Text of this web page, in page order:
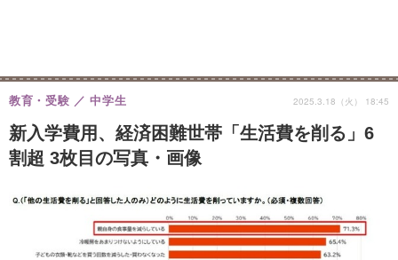
新入学費用、経済困難世帯「生活費を削る」6
割超 3枚目の写真・画像
教育・受験 中学生 2025.3.18（火） 18:45